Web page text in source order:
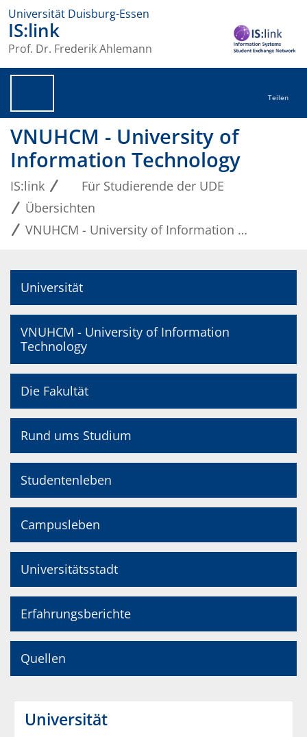
Universität Duisburg-Essen
IS:link
Prof. Dr. Frederik Ahlemann
Teilen
VNUHCM - University of
Information Technology
IS:link
Für Studierende der UDE
Übersichten
VNUHCM - University of Information Technology
Universität
VNUHCM - University of Information
Technology
Die Fakultät
Rund ums Studium
Studentenleben
Campusleben
Universitätsstadt
Erfahrungsberichte
Quellen
Universität